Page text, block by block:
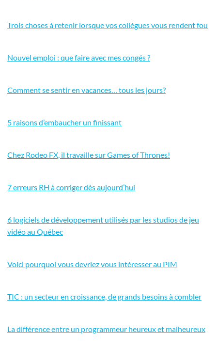
Trois choses à retenir lorsque vos collègues vous rendent fou
Nouvel emploi : que faire avec mes congés ?
Comment se sentir en vacances… tous les jours?
5 raisons d’embaucher un finissant
Chez Rodeo FX, il travaille sur Games of Thrones!
7 erreurs RH à corriger dès aujourd’hui
6 logiciels de développement utilisés par les studios de jeu
vidéo au Québec
Voici pourquoi vous devriez vous intéresser au PIM
TIC : un secteur en croissance, de grands besoins à combler
La différence entre un programmeur heureux et malheureux